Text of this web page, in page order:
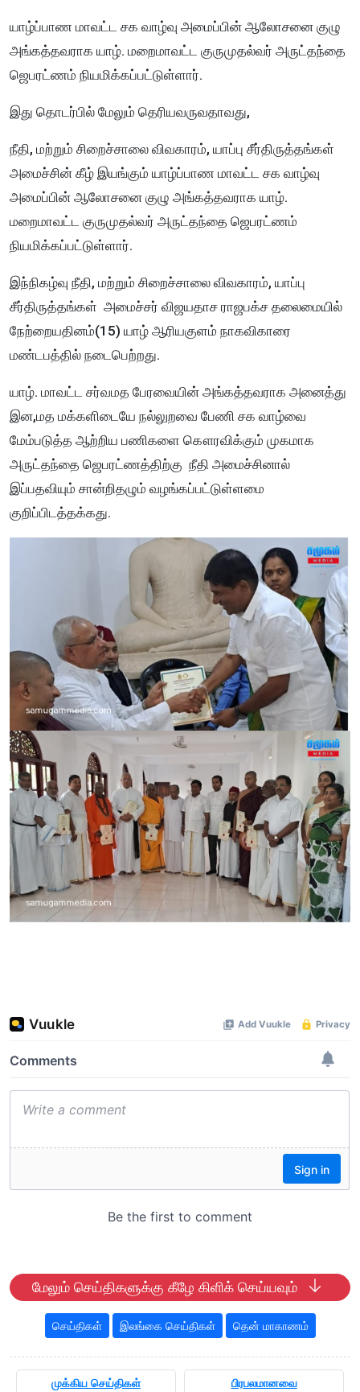
யாழ்ப்பாண மாவட்ட சக வாழ்வு அமைப்பின் ஆலோசனை குழு
அங்கத்தவராக யாழ். மறைமாவட்ட குருமுதல்வர் அருட்தந்தை
ஜெபரட்ணம் நியமிக்கப்பட்டுள்ளார்.
இது தொடர்பில் மேலும் தெரியவருவதாவது,
நீதி, மற்றும் சிறைச்சாலை விவகாரம், யாப்பு சீர்திருத்தங்கள்
அமைச்சின் கீழ் இயங்கும் யாழ்ப்பாண மாவட்ட சக வாழ்வு
அமைப்பின் ஆலோசனை குழு அங்கத்தவராக யாழ்.
மறைமாவட்ட குருமுதல்வர் அருட்தந்தை ஜெபரட்ணம்
நியமிக்கப்பட்டுள்ளார்.
இந்நிகழ்வு நீதி, மற்றும் சிறைச்சாலை விவகாரம், யாப்பு
சீர்திருத்தங்கள் அமைச்சர் விஜயதாச ராஜபக்ச தலைமையில்
நேற்றையதினம்(15) யாழ் ஆரியகுளம் நாகவிகாரை
மண்டபத்தில் நடைபெற்றது.
யாழ். மாவட்ட சர்வமத பேரவையின் அங்கத்தவராக அனைத்து
இன,மத மக்களிடையே நல்லுறவை பேணி சக வாழ்வை
மேம்படுத்த ஆற்றிய பணிகளை கௌரவிக்கும் முகமாக
அருட்தந்தை ஜெபரட்ணத்திற்கு நீதி அமைச்சினால்
இப்பதவியும் சான்றிதழும் வழங்கப்பட்டுள்ளமை
குறிப்பிடத்தக்கது.
மேலும் செய்திகளுக்கு கீழே கிளிக் செய்யவும்
செய்திகள் இலங்கை செய்திகள் தென் மாகாணம்
முக்கிய செய்திகள் பிரபலமானவை